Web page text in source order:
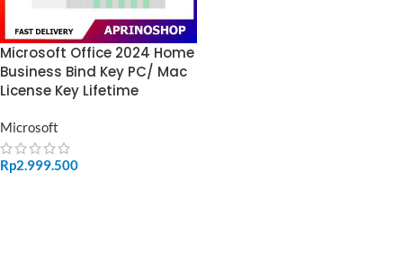
Microsoft Office 2024 Home
Business Bind Key PC/ Mac
License Key Lifetime
Microsoft
Rp2.999.500